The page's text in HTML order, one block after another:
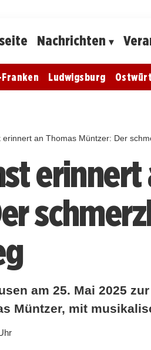
Nachrichten
Ludwigsburg
erinnert an Thomas Müntzer: Der
erinnert
am 25. Mai 2025
Müntzer, mit